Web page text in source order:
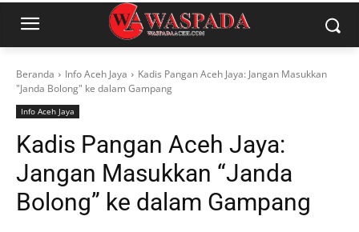
Beranda Info Aceh Jaya
Kadis Pangan Aceh Jaya: Jangan Masukkan
"Janda Bolong" ke dalam Gampang
Info Aceh Jaya
Kadis Pangan Aceh Jaya:
Jangan Masukkan “Janda
Bolong” ke dalam Gampang